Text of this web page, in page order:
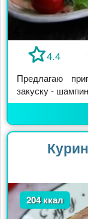
4.4
Предлагаю
закуску -
204 ккал